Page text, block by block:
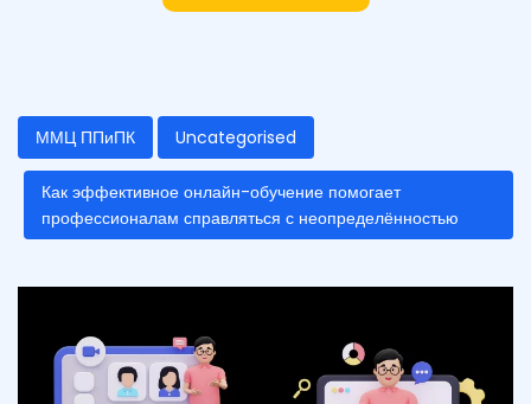
ММЦ ППиПК Uncategorised
Как эффективное онлайн-обучение помогает
профессионалам справляться с неопределённостью